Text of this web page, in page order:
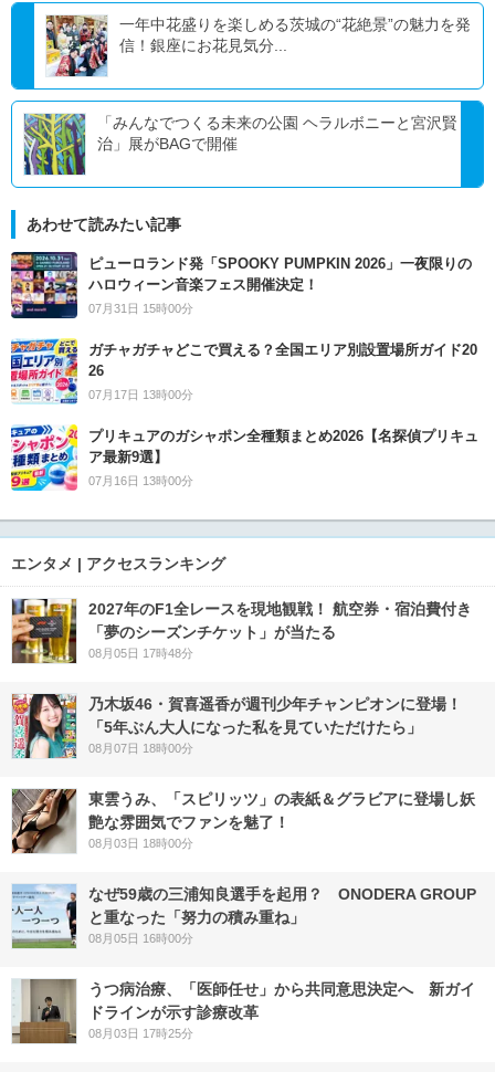
一年中花盛りを楽しめる茨城の“花絶景”の魅力を発
信！銀座にお花見気分...
「みんなでつくる未来の公園 ヘラルボニーと宮沢賢
治」展がBAGで開催
あわせて読みたい記事
ピューロランド発「SPOOKY PUMPKIN 2026」一夜限りの
ハロウィーン音楽フェス開催決定！
07月31日 15時00分
ガチャガチャどこで買える？全国エリア別設置場所ガイド20
26
07月17日 13時00分
プリキュアのガシャポン全種類まとめ2026【名探偵プリキュ
ア最新9選】
07月16日 13時00分
エンタメ | アクセスランキング
2027年のF1全レースを現地観戦！ 航空券・宿泊費付き
「夢のシーズンチケット」が当たる
08月05日 17時48分
乃木坂46・賀喜遥香が週刊少年チャンピオンに登場！
「5年ぶん大人になった私を見ていただけたら」
08月07日 18時00分
東雲うみ、「スピリッツ」の表紙＆グラビアに登場し妖
艶な雰囲気でファンを魅了！
08月03日 18時00分
なぜ59歳の三浦知良選手を起用？ ONODERA GROUP
と重なった「努力の積み重ね」
08月05日 16時00分
うつ病治療、「医師任せ」から共同意思決定へ 新ガイ
ドラインが示す診療改革
08月03日 17時25分